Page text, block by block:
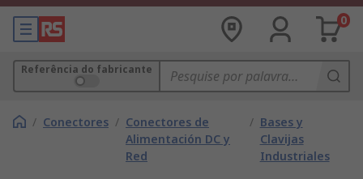
0
Referência do fabricante
/ Conectores / Conectores de
Alimentación DC y
Red
/ Bases y
Clavijas
Industriales